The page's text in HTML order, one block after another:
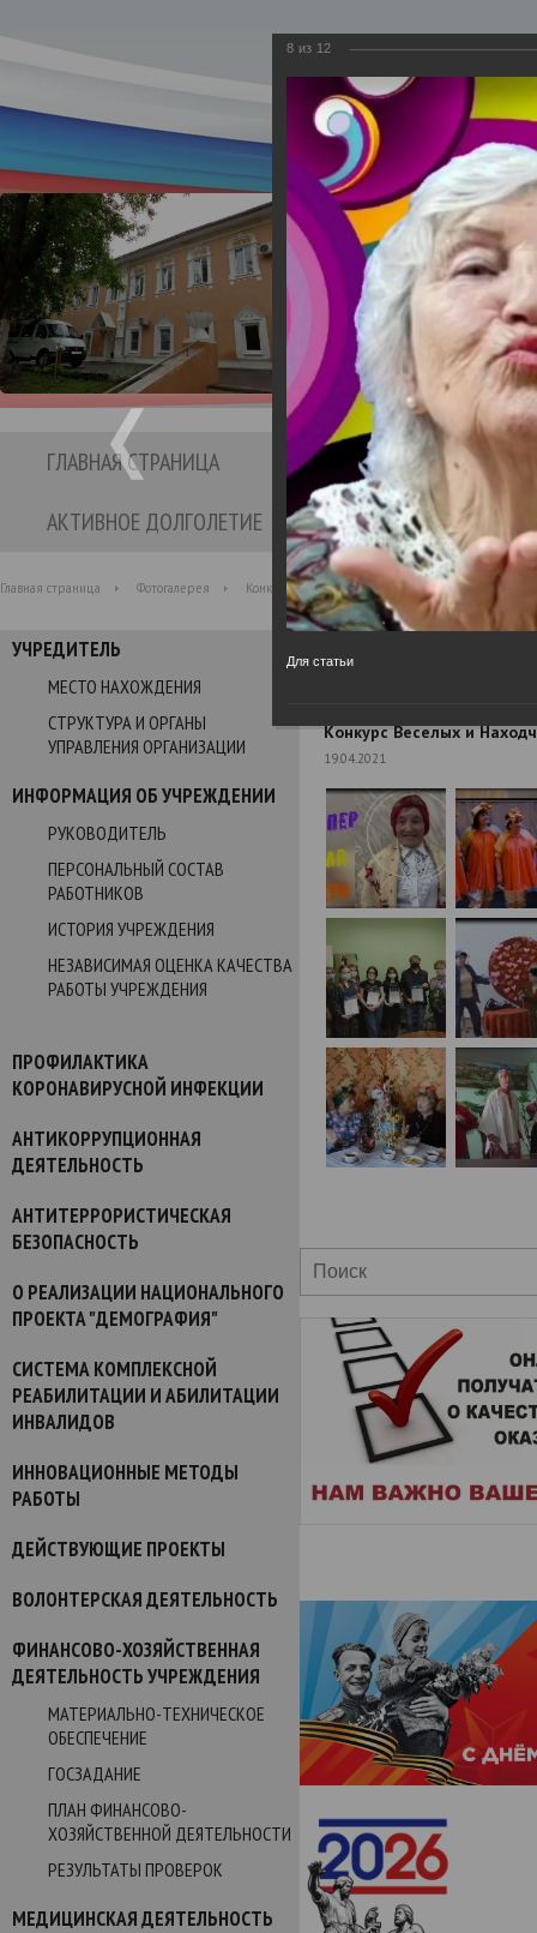
Департамент
Бюджетное
ГЛАВНАЯ СТРАНИЦА
СТРУКТУРА УЧРЕЖДЕНИЯ
АКТИВНОЕ ДОЛГОЛЕТИЕ
ОТЗЫВЫ И
Главная страница Фотогалерея Конкурс Веселых и Находчивых "Супер-стар"
УЧРЕДИТЕЛЬ
МЕСТО НАХОЖДЕНИЯ
СТРУКТУРА И ОРГАНЫ
УПРАВЛЕНИЯ ОРГАНИЗАЦИИ
ИНФОРМАЦИЯ ОБ УЧРЕЖДЕНИИ
РУКОВОДИТЕЛЬ
ПЕРСОНАЛЬНЫЙ СОСТАВ
РАБОТНИКОВ
ИСТОРИЯ УЧРЕЖДЕНИЯ
НЕЗАВИСИМАЯ ОЦЕНКА КАЧЕСТВА
РАБОТЫ УЧРЕЖДЕНИЯ
ПРОФИЛАКТИКА
КОРОНАВИРУСНОЙ ИНФЕКЦИИ
АНТИКОРРУПЦИОННАЯ
ДЕЯТЕЛЬНОСТЬ
АНТИТЕРРОРИСТИЧЕСКАЯ
БЕЗОПАСНОСТЬ
О РЕАЛИЗАЦИИ НАЦИОНАЛЬНОГО
ПРОЕКТА "ДЕМОГРАФИЯ"
СИСТЕМА КОМПЛЕКСНОЙ
РЕАБИЛИТАЦИИ И АБИЛИТАЦИИ
ИНВАЛИДОВ
ИННОВАЦИОННЫЕ МЕТОДЫ
РАБОТЫ
ДЕЙСТВУЮЩИЕ ПРОЕКТЫ
ВОЛОНТЕРСКАЯ ДЕЯТЕЛЬНОСТЬ
ФИНАНСОВО-ХОЗЯЙСТВЕННАЯ
ДЕЯТЕЛЬНОСТЬ УЧРЕЖДЕНИЯ
МАТЕРИАЛЬНО-ТЕХНИЧЕСКОЕ
ОБЕСПЕЧЕНИЕ
ГОСЗАДАНИЕ
ПЛАН ФИНАНСОВО-
ХОЗЯЙСТВЕННОЙ ДЕЯТЕЛЬНОСТИ
РЕЗУЛЬТАТЫ ПРОВЕРОК
МЕДИЦИНСКАЯ ДЕЯТЕЛЬНОСТЬ
Фотогалерея
Конкурс Веселых и
19.04.2021
8 из 12
Для статьи